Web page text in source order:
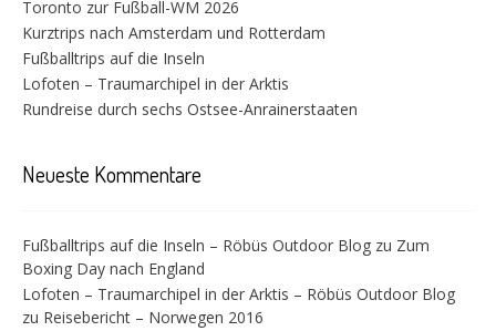
Toronto zur Fußball-WM 2026
Kurztrips nach Amsterdam und Rotterdam
Fußballtrips auf die Inseln
Lofoten – Traumarchipel in der Arktis
Rundreise durch sechs Ostsee-Anrainerstaaten
Neueste Kommentare
Fußballtrips auf die Inseln – Röbüs Outdoor Blog zu Zum
Boxing Day nach England
Lofoten – Traumarchipel in der Arktis – Röbüs Outdoor Blog
zu Reisebericht – Norwegen 2016